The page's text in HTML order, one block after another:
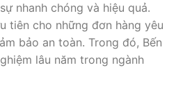
nhanh chóng và hiệu quả.
tiên cho những đơn hàng yêu
bảo an toàn. Trong đó, Bến
lâu năm trong ngành